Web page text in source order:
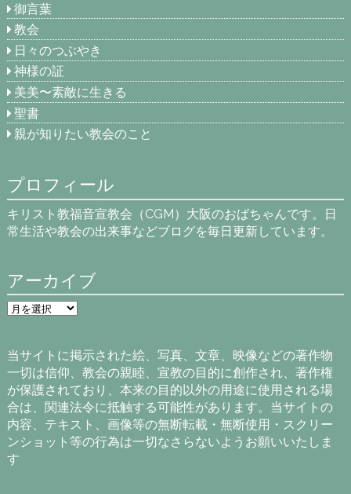
御言葉
教会
日々のつぶやき
神様の証
美美〜素敵に生きる
聖書
親が知りたい教会のこと
プロフィール
キリスト教福音宣教会（CGM）大阪のおばちゃんです。日
常生活や教会の出来事などブログを毎日更新しています。
アーカイブ
ア
ー
ブ
当サイトに掲示された絵、写真、文章、映像などの著作物
一切は信仰、教会の親睦、宣教の目的に創作され、著作権
が保護されており、本来の目的以外の用途に使用される場
合は、関連法令に抵触する可能性があります。当サイトの
内容、テキスト、画像等の無断転載・無断使用・スクリー
ンショット等の行為は一切なさらないようお願いいたしま
す